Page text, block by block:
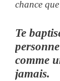
chance
Te
comme
jamais.